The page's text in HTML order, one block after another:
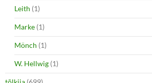
Leith (1)
Marke (1)
Mönch (1)
W. Hellwig (1)